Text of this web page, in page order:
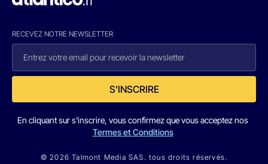
RECEVEZ NOTRE NEWSLETTER
S'INSCRIRE
En cliquant sur s'inscrire, vous confirmez que vous acceptez nos
Termes et Conditions
© 2026 Talmont Media SAS. tous droits réservés.